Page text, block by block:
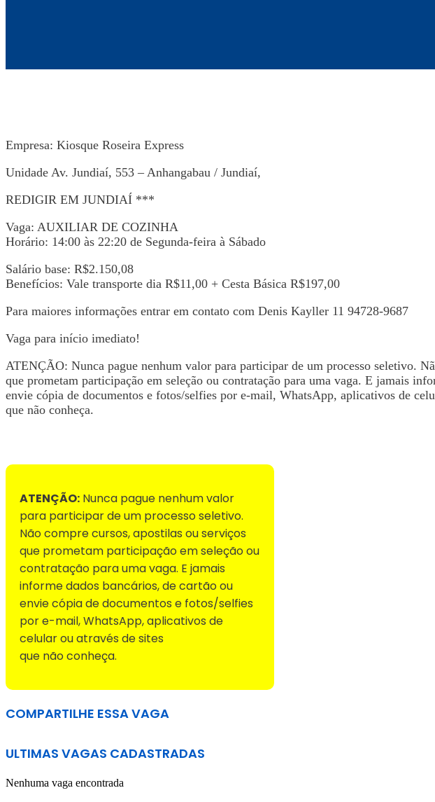
Empresa: Kiosque Roseira Express
Unidade Av. Jundiaí, 553 – Anhangabau / Jundiaí,
REDIGIR EM JUNDIAÍ ***
Vaga: AUXILIAR DE COZINHA
Horário: 14:00 às 22:20 de Segunda-feira à Sábado
Salário base: R$2.150,08
Benefícios: Vale transporte dia R$11,00 + Cesta Básica R$197,00
Para maiores informações entrar em contato com Denis Kayller 11 94728-9687
Vaga para início imediato!
ATENÇÃO: Nunca pague nenhum valor para participar de um processo seletivo.
que prometam participação em seleção ou contratação para uma vaga. E jamais
envie cópia de documentos e fotos/selfies por e-mail, WhatsApp, aplicativos de
que não conheça.
ATENÇÃO: Nunca pague nenhum valor
para participar de um processo seletivo.
Não compre cursos, apostilas ou serviços
que prometam participação em seleção ou
contratação para uma vaga. E jamais
informe dados bancários, de cartão ou
envie cópia de documentos e fotos/selfies
por e-mail, WhatsApp, aplicativos de
celular ou através de sites
que não conheça.
COMPARTILHE ESSA VAGA
ULTIMAS VAGAS CADASTRADAS
Nenhuma vaga encontrada